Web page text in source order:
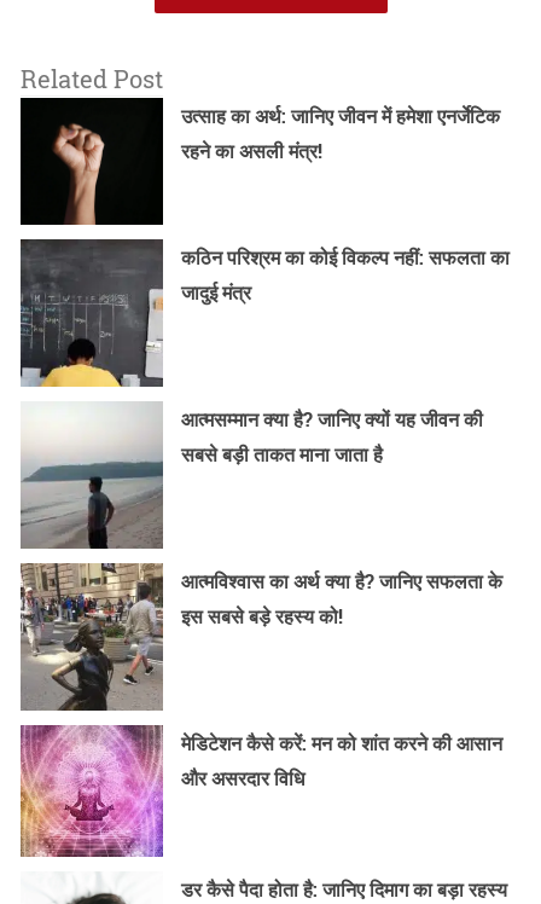
Related Post
उत्साह का अर्थ: जानिए जीवन में हमेशा एनर्जेटिक
रहने का असली मंत्र!
कठिन परिश्रम का कोई विकल्प नहीं: सफलता का
जादुई मंत्र
आत्मसम्मान क्या है? जानिए क्यों यह जीवन की
सबसे बड़ी ताकत माना जाता है
आत्मविश्वास का अर्थ क्या है? जानिए सफलता के
इस सबसे बड़े रहस्य को!
मेडिटेशन कैसे करें: मन को शांत करने की आसान
और असरदार विधि
डर कैसे पैदा होता है: जानिए दिमाग का बड़ा रहस्य